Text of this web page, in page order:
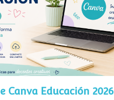
Canva Educación 2026